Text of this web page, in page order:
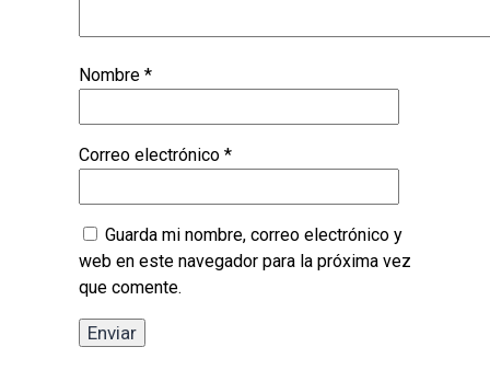
Nombre *
Correo electrónico *
Guarda mi nombre, correo electrónico y
web en este navegador para la próxima vez
que comente.